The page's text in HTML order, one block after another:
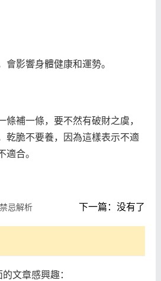
會影響身體健康和運勢。
條補一條，要不然有破財之虞，
乾脆不要養，因為這樣表示不適
適合。
忌解析 下一篇：没有了
文章感興趣：